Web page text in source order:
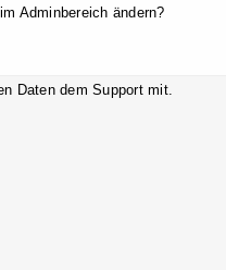
Adminbereich ändern?
Daten dem Support mit.